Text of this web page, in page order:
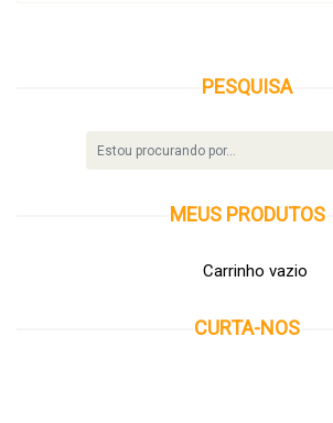
PESQUISA
MEUS PRODUTOS
Carrinho vazio
CURTA-NOS